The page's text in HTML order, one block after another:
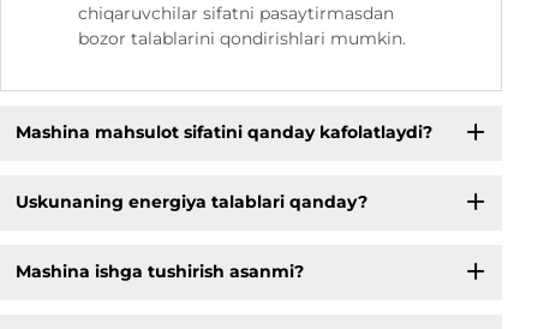
chiqaruvchilar sifatni pasaytirmasdan
bozor talablarini qondirishlari mumkin.
Mashina mahsulot sifatini qanday kafolatlaydi?
Uskunaning energiya talablari qanday?
Mashina ishga tushirish asanmi?